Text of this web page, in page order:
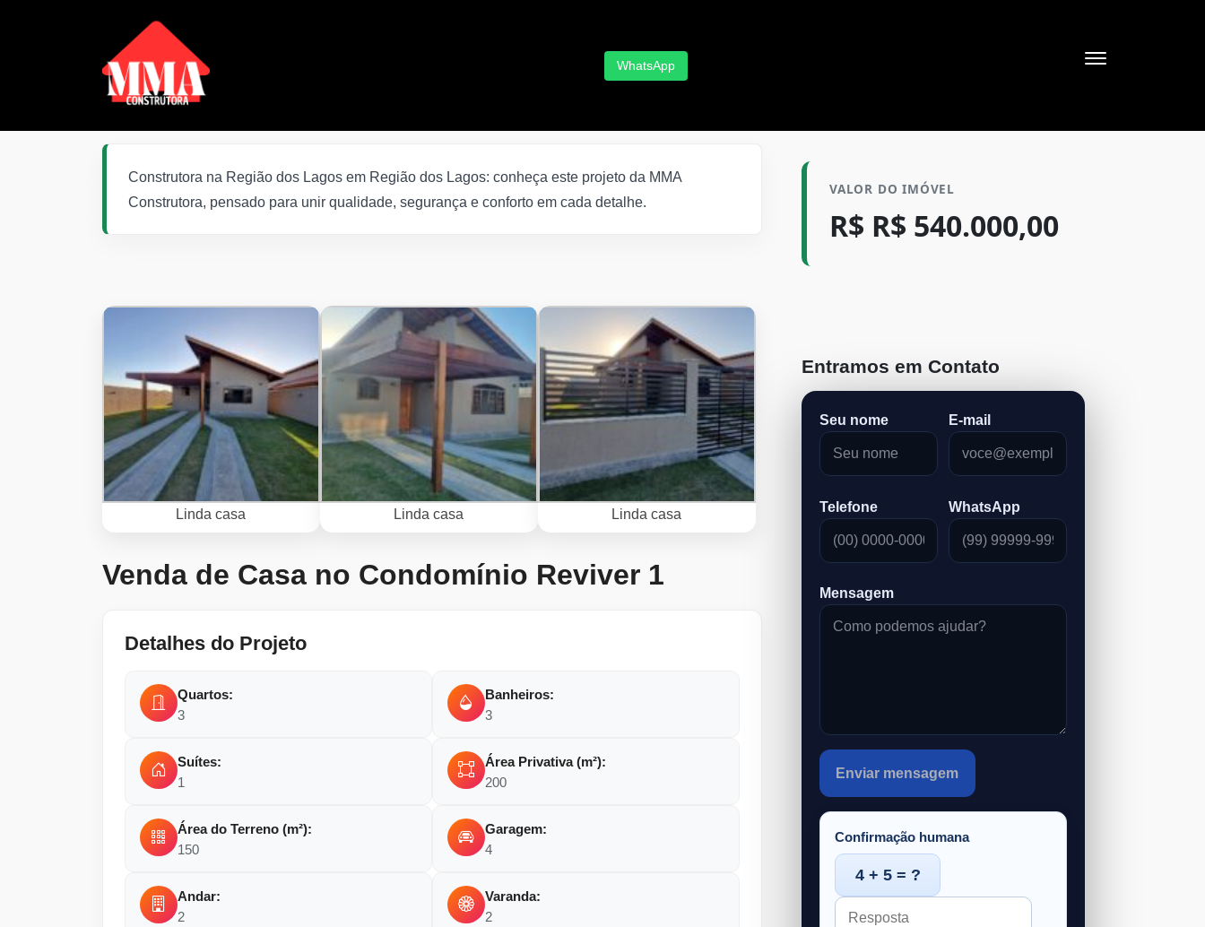
WhatsApp
Construtora na Região dos Lagos em Região dos Lagos: conheça este projeto da MMA
Construtora, pensado para unir qualidade, segurança e conforto em cada detalhe.
Linda casa Linda casa Linda casa
Venda de Casa no Condomínio Reviver 1
Detalhes do Projeto
Quartos:
3
Banheiros:
3
Suítes:
1
Área Privativa (m²):
200
Área do Terreno (m²):
150
Garagem:
4
Andar:
2
Varanda:
2
VALOR DO IMÓVEL
R$ R$ 540.000,00
Entramos em Contato
Seu nome E-mail
Telefone WhatsApp
Mensagem
Enviar mensagem
Confirmação humana
4 + 5 = ?